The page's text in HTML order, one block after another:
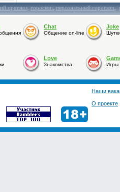
прогноз,гороскоп,персональный гороскоп,
Chat
Общение on-line
Joke
Love
Знакомства Игры
Наши
О проекте